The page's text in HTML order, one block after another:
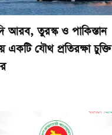
আরব, তুরস্ক ও পাকিস্তান
একটি যৌথ প্রতিরক্ষা চুক্তি